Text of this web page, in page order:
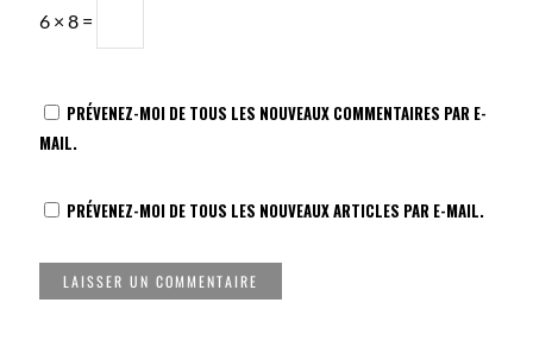
6 × 8 =
PRÉVENEZ-MOI DE TOUS LES NOUVEAUX COMMENTAIRES PAR E-
MAIL.
PRÉVENEZ-MOI DE TOUS LES NOUVEAUX ARTICLES PAR E-MAIL.